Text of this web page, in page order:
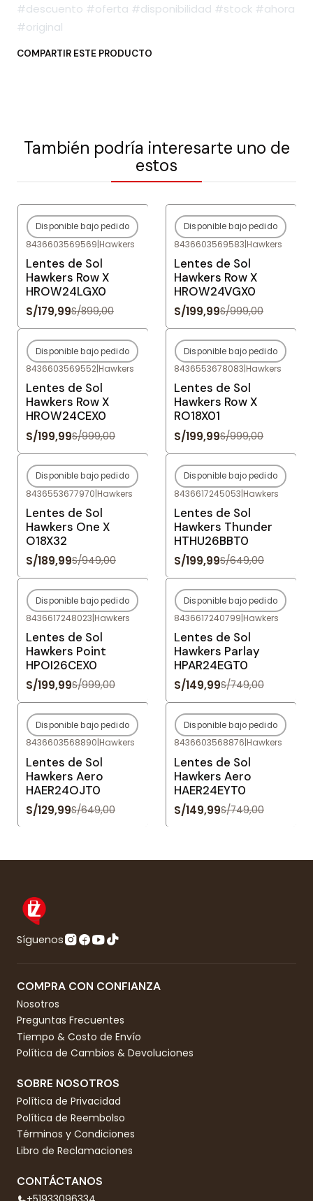
#descuento #oferta #disponibilidad #stock #ahora
#original
COMPARTIR ESTE PRODUCTO
También podría interesarte uno de
estos
-80%OFF
Agotado
Disponible bajo pedido
8436603569569|Hawkers
Lentes de Sol
Hawkers Row X
HROW24LGX0
S/179,99S/899,00
-80%OFF
Agotado
Disponible bajo pedido
8436603569583|Hawkers
Lentes de Sol
Hawkers Row X
HROW24VGX0
S/199,99S/999,00
-80%OFF
Agotado
Disponible bajo pedido
8436603569552|Hawkers
Lentes de Sol
Hawkers Row X
HROW24CEX0
S/199,99S/999,00
-80%OFF
Agotado
Disponible bajo pedido
8436553678083|Hawkers
Lentes de Sol
Hawkers Row X
RO18X01
S/199,99S/999,00
-80%OFF
Agotado
Disponible bajo pedido
8436553677970|Hawkers
Lentes de Sol
Hawkers One X
O18X32
S/189,99S/949,00
-69%OFF
Agotado
Disponible bajo pedido
8436617245053|Hawkers
Lentes de Sol
Hawkers Thunder
HTHU26BBT0
S/199,99S/649,00
-80%OFF
Agotado
Disponible bajo pedido
8436617248023|Hawkers
Lentes de Sol
Hawkers Point
HPOI26CEX0
S/199,99S/999,00
-80%OFF
Agotado
Disponible bajo pedido
8436617240799|Hawkers
Lentes de Sol
Hawkers Parlay
HPAR24EGT0
S/149,99S/749,00
-80%OFF
Agotado
Disponible bajo pedido
8436603568890|Hawkers
Lentes de Sol
Hawkers Aero
HAER24OJT0
S/129,99S/649,00
-80%OFF
Agotado
Disponible bajo pedido
8436603568876|Hawkers
Lentes de Sol
Hawkers Aero
HAER24EYT0
S/149,99S/749,00
Síguenos
COMPRA CON CONFIANZA
Nosotros
Preguntas Frecuentes
Tiempo & Costo de Envío
Política de Cambios & Devoluciones
SOBRE NOSOTROS
Política de Privacidad
Política de Reembolso
Términos y Condiciones
Libro de Reclamaciones
CONTÁCTANOS